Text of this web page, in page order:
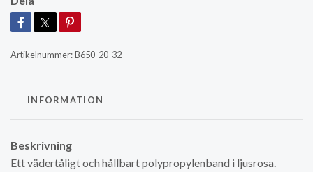
Artikelnummer:B650-20-32
INFORMATION
Beskrivning
Ett vädertåligt och hållbart polypropylenband i ljusrosa.